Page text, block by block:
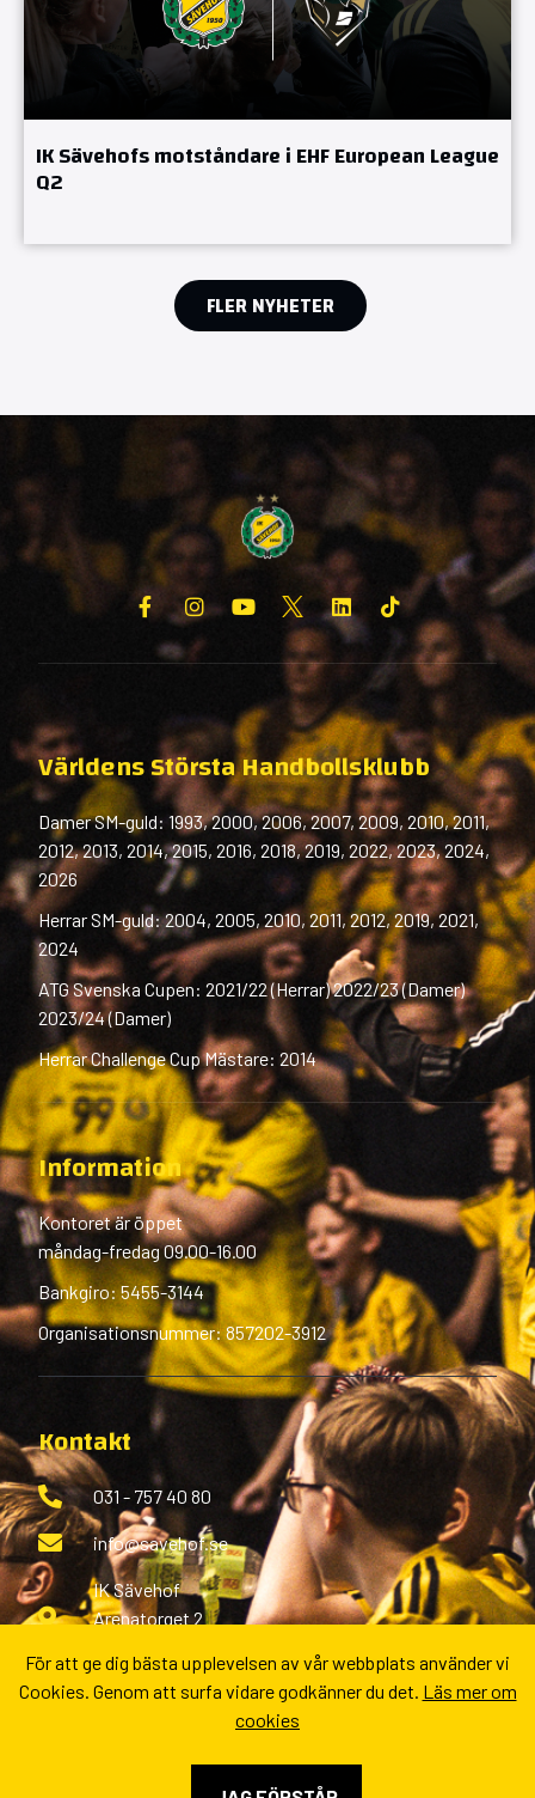
IK Sävehofs motståndare i EHF European League
Q2
FLER NYHETER
Världens Största Handbollsklubb
Damer SM-guld: 1993, 2000, 2006, 2007, 2009, 2010, 2011,
2012, 2013, 2014, 2015, 2016, 2018, 2019, 2022, 2023, 2024,
2026
Herrar SM-guld: 2004, 2005, 2010, 2011, 2012, 2019, 2021,
2024
ATG Svenska Cupen: 2021/22 (Herrar) 2022/23 (Damer)
2023/24 (Damer)
Herrar Challenge Cup Mästare: 2014
Information
Kontoret är öppet
måndag-fredag 09.00-16.00
Bankgiro: 5455-3144
Organisationsnummer: 857202-3912
Kontakt
031 - 757 40 80
info@savehof.se
IK Sävehof
Arenatorget 2
Fler kontaktvägar
För att ge dig bästa upplevelsen av vår webbplats använder vi
Cookies. Genom att surfa vidare godkänner du det. Läs mer om
cookies